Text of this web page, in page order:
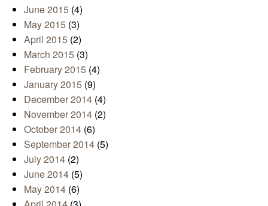
June 2015 (4)
May 2015 (3)
April 2015 (2)
March 2015 (3)
February 2015 (4)
January 2015 (9)
December 2014 (4)
November 2014 (2)
October 2014 (6)
September 2014 (5)
July 2014 (2)
June 2014 (5)
May 2014 (6)